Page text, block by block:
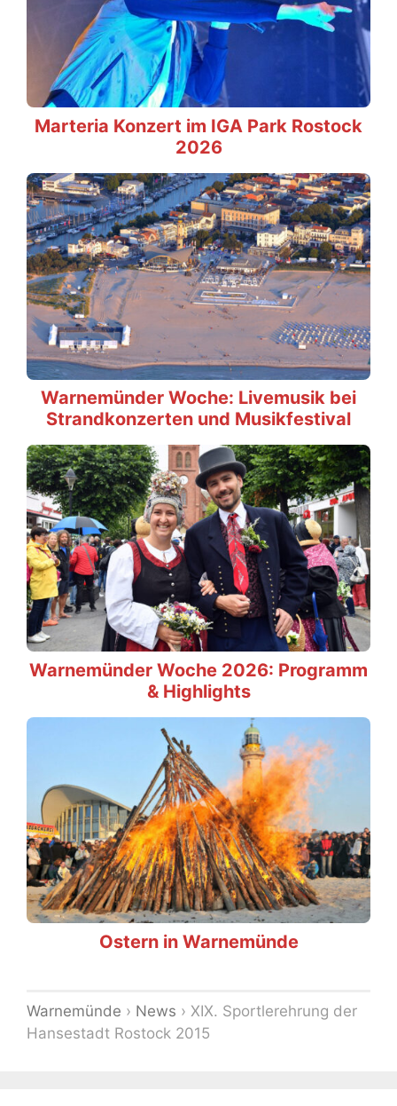
Marteria Konzert im IGA Park Rostock
2026
Warnemünder Woche: Livemusik bei
Strandkonzerten und Musikfestival
Warnemünder Woche 2026: Programm
& Highlights
Ostern in Warnemünde
Warnemünde › News › XIX. Sportlerehrung der
Hansestadt Rostock 2015